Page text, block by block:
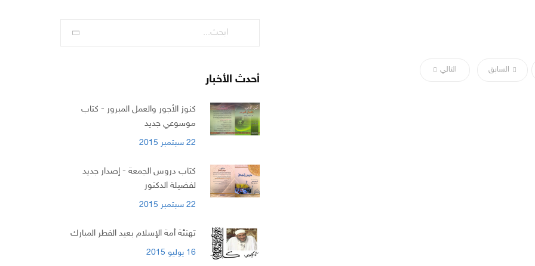
السابق التالي
أحدث الأخبار
كنوز الأجور والعمل المبرور - كتاب
موسوعي جديد
22 سبتمبر 2015
كتاب دروس الجمعة - إصدار جديد
لفضيلة الدكتور
22 سبتمبر 2015
تهنئة أمة الإسلام بعيد الفطر المبارك
16 يوليو 2015